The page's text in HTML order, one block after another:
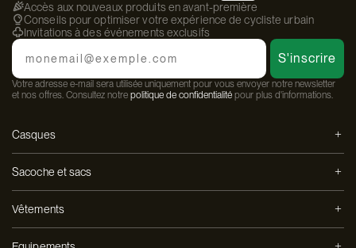
Accès aux nouveaux produits en avant-première
Conseils pour optimiser votre expérience de cycliste urbain
Invitations à des événements exclusifs
Email
S'inscrire
Votre adresse e-mail sera utilisée uniquement pour vous envoyer notre newsletter
et nos offres. Consultez notre politique de confidentialité pour plus d'informations.
Casques
Sacoche et sacs
Vêtements